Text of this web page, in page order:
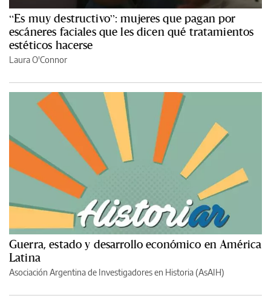
“Es muy destructivo”: mujeres que pagan por
escáneres faciales que les dicen qué tratamientos
estéticos hacerse
Laura O'Connor
Guerra, estado y desarrollo económico en América
Latina
Asociación Argentina de Investigadores en Historia (AsAIH)